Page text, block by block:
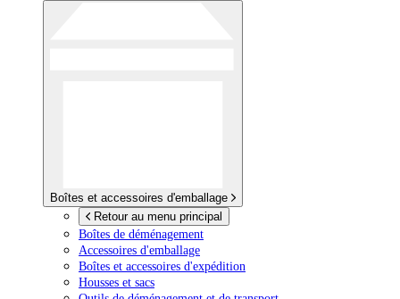
Boîtes et accessoires d'emballage
Retour au menu principal
Boîtes de déménagement
Accessoires d'emballage
Boîtes et accessoires d'expédition
Housses et sacs